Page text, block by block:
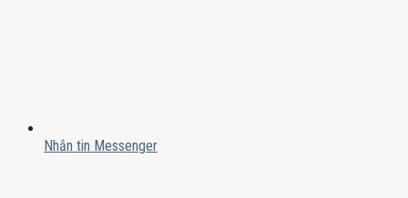
Nhắn tin Messenger